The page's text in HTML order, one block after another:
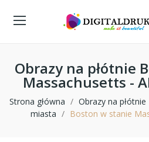
Obrazy na płótnie
Massachusetts -
Strona główna Obrazy na płótnie
miasta
Boston w stanie